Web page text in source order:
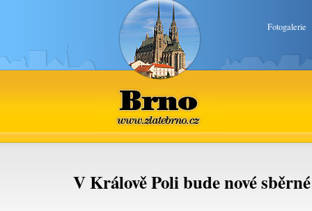
Fotogalerie
Brno
www.zlatebrno.cz
V Králově Poli bude nové